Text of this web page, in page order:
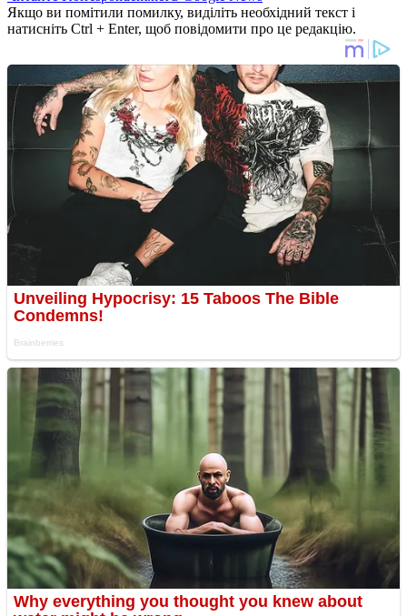
Якщо ви помітили помилку, виділіть необхідний текст і
натисніть Ctrl + Enter, щоб повідомити про це редакцію.